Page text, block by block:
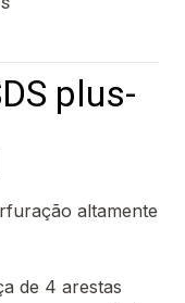
plus-
altamente
de 4 arestas